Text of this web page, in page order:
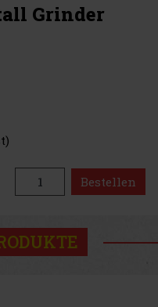
Grinder
Bestellen